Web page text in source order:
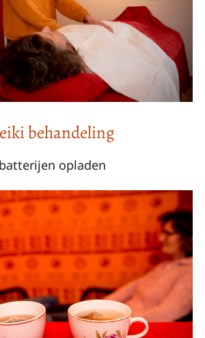
behandeling
batterijen opladen